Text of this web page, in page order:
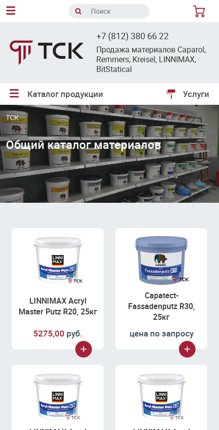
+7 (812) 380 66 22
Продажа материалов Caparol,
Remmers, Kreisel, LINNIMAX,
BitStatical
Каталог продукции Услуги
ТСК
Общий каталог материалов
LINNIMAX Acryl
Master Putz R20, 25кг
5275,00 руб.
Capatect-
Fassadenputz R30,
25кг
цена по запросу